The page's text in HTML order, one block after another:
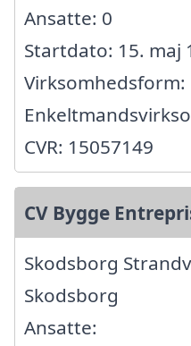
Ansatte: 0
Startdato: 15. maj
Virksomhedsform:
CVR: 15057149
CV Bygge
Skodsborg
Skodsborg
Ansatte: